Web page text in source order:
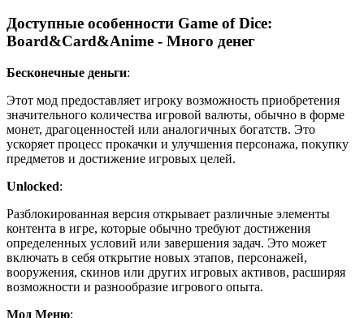
Доступные особенности Game of Dice:
Board&Card&Anime - Много денег
Бесконечные деньги:
Этот мод предоставляет игроку возможность приобретения
значительного количества игровой валюты, обычно в форме
монет, драгоценностей или аналогичных богатств. Это
ускоряет процесс прокачки и улучшения персонажа, покупку
предметов и достижение игровых целей.
Unlocked:
Разблокированная версия открывает различные элементы
контента в игре, которые обычно требуют достижения
определенных условий или завершения задач. Это может
включать в себя открытие новых этапов, персонажей,
вооружения, скинов или других игровых активов, расширяя
возможности и разнообразие игрового опыта.
Мод Меню: